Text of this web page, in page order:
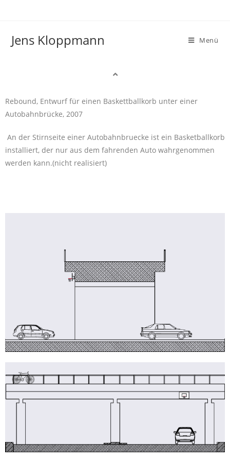
Jens Kloppmann Menü
Rebound, Entwurf für einen Baskettballkorb unter einer
Autobahnbrücke, 2007
An der Stirnseite einer Autobahnbruecke ist ein Basketballkorb
installiert, der nur aus dem fahrenden Auto wahrgenommen
werden kann.(nicht realisiert)